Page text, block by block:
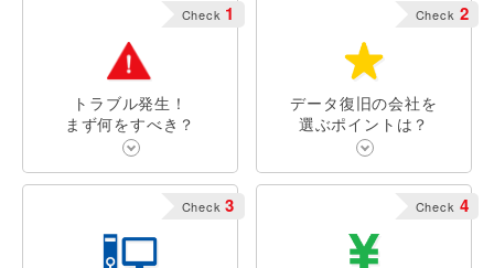
Check 1
トラブル発生！
まず何をすべき？
Check 2
データ復旧の会社を
選ぶポイントは？
Check3 Check 4